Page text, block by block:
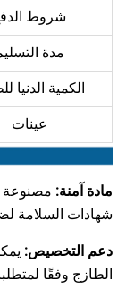
شروط
مدة
الكمية الدنيا
عينات
مادة آمنة: مصنوعة
شهادات السلامة
دعم التخصيص:
الطازج وفقًا